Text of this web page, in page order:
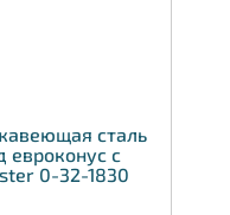
сталь
с
0-32-1830